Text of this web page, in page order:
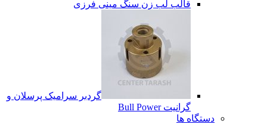
قالب لب زن سنگ مینی فرزی
گردبر سرامیک پرسلان و
گرانیت Bull Power
دستگاه ها